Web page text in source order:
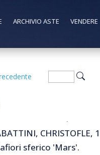
ARCHIVIO ASTE VENDERE
CHRISTOFLE,
sferico 'Mars'.